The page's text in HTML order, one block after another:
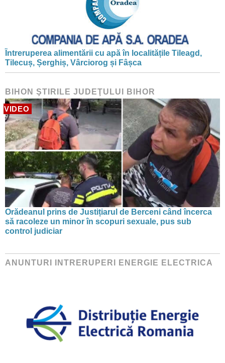
Întreruperea alimentării cu apă în localitățile Tileagd,
Tilecuș, Șerghiș, Vârciorog și Fâșca
BIHON ŞTIRILE JUDEŢULUI BIHOR
VIDEO
Orădeanul prins de Justițiarul de Berceni când încerca
să racoleze un minor în scopuri sexuale, pus sub
control judiciar
ANUNTURI INTRERUPERI ENERGIE ELECTRICA